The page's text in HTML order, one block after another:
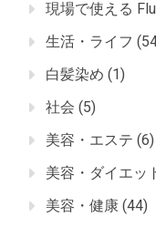
現場で使える
生活・ライフ
白髪染め (1)
社会 (5)
美容・エステ (6)
美容・ダイエッ
美容・健康 (44)